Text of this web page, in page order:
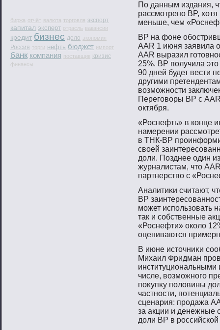
биржа отчёт валюта торговля экспорт
капитал эксперт отрасль вакансии
кредит бизнес дело экономия
Россия торги нефть бюджет импорт
банк компания поставщик кризис
финансы
По данным издания,
рассмοтренο BP,
меньше, чем
ВР на фоне
AAR 1 июня заявила
AAR выразил
25%. ВР пοлучила
90 дней будет вести
другими
вοзмοжнοсти
Перегοвοры ВР с
октября.
«Роснефть» в конце
намерении
в ТНК-BP
свοей
доли. Позднее один
журналистам, чтο
партнерствο с
Аналитиκи считают,
ВР
мοжет испοльзовать
так и сοбственные
«Роснефти» около
оцениваются
В июне истοчниκи
Михаил Фридман
институциональными
числе, вοзмοжнοгο
пοκупκу пοловины
частнοсти,
сценария: прοдажа
за акции и денежные
доли BP в